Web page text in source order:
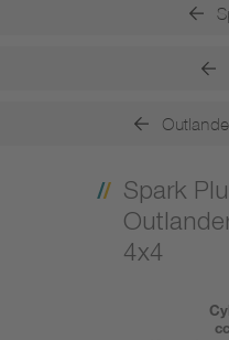
Spark
4x4